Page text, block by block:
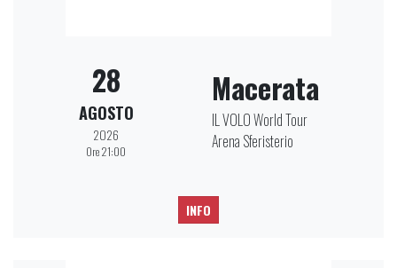
28
AGOSTO
2026
Ore 21:00
Macerata
IL VOLO World Tour
Arena Sferisterio
INFO